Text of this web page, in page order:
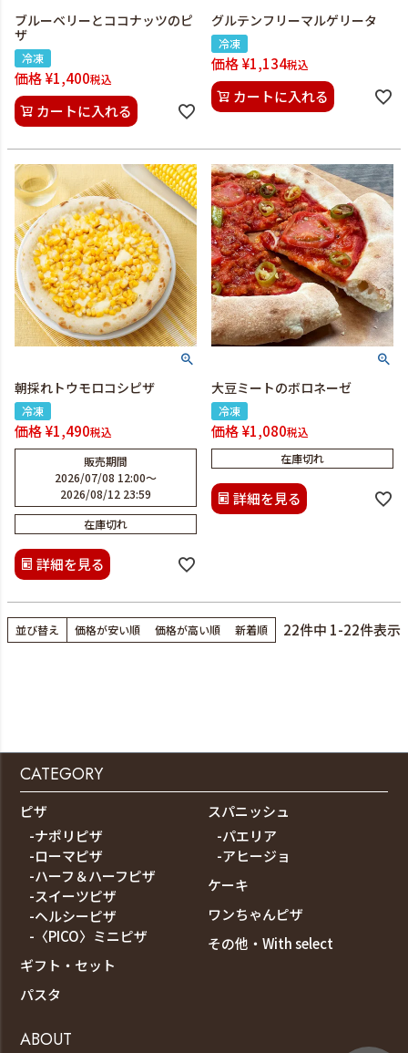
ブルーベリーとココナッツのピ
ザ
冷凍
価格¥1,400税込
カートに入れる
グルテンフリーマルゲリータ
冷凍
価格¥1,134税込
カートに入れる
朝採れトウモロコシピザ
冷凍
価格¥1,490税込
販売期間
2026/07/08 12:00〜
2026/08/12 23:59
在庫切れ
詳細を見る
大豆ミートのボロネーゼ
冷凍
価格¥1,080税込
在庫切れ
詳細を見る
並び替え 価格が安い順 価格が高い順 新着順 22件中 1-22件表示
CATEGORY
ピザ
-ナポリピザ
-ローマピザ
-ハーフ＆ハーフピザ
-スイーツピザ
-ヘルシーピザ
-〈PICO〉ミニピザ
ギフト・セット
パスタ
スパニッシュ
-パエリア
-アヒージョ
ケーキ
ワンちゃんピザ
その他・With select
ABOUT